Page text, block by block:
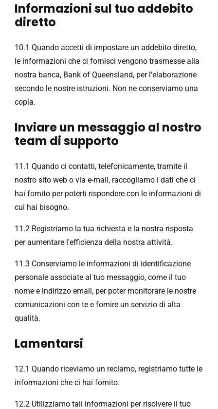
Informazioni sul tuo addebito
diretto
10.1 Quando accetti di impostare un addebito diretto,
le informazioni che ci fornisci vengono trasmesse alla
nostra banca, Bank of Queensland, per l'elaborazione
secondo le nostre istruzioni. Non ne conserviamo una
copia.
Inviare un messaggio al nostro
team di supporto
11.1 Quando ci contatti, telefonicamente, tramite il
nostro sito web o via e-mail, raccogliamo i dati che ci
hai fornito per poterti rispondere con le informazioni di
cui hai bisogno.
11.2 Registriamo la tua richiesta e la nostra risposta
per aumentare l'efficienza della nostra attività.
11.3 Conserviamo le informazioni di identificazione
personale associate al tuo messaggio, come il tuo
nome e indirizzo email, per poter monitorare le nostre
comunicazioni con te e fornire un servizio di alta
qualità.
Lamentarsi
12.1 Quando riceviamo un reclamo, registriamo tutte le
informazioni che ci hai fornito.
12.2 Utilizziamo tali informazioni per risolvere il tuo